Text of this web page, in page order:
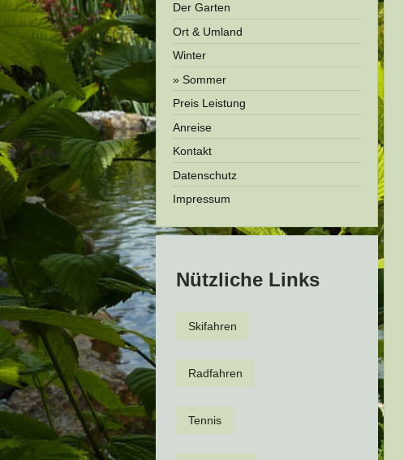
Der Garten
Ort & Umland
Winter
Sommer
Preis Leistung
Anreise
Kontakt
Datenschutz
Impressum
Nützliche Links
Skifahren
Radfahren
Tennis